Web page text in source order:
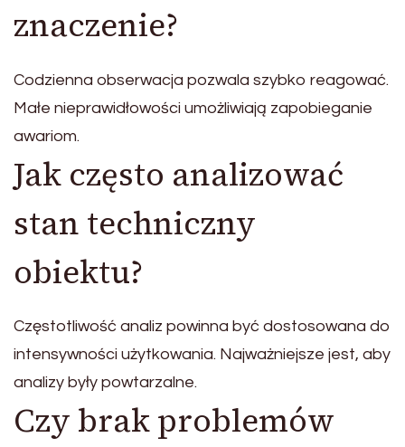
znaczenie?
Codzienna obserwacja pozwala szybko reagować.
Małe nieprawidłowości umożliwiają zapobieganie
awariom.
Jak często analizować
stan techniczny
obiektu?
Częstotliwość analiz powinna być dostosowana do
intensywności użytkowania. Najważniejsze jest, aby
analizy były powtarzalne.
Czy brak problemów